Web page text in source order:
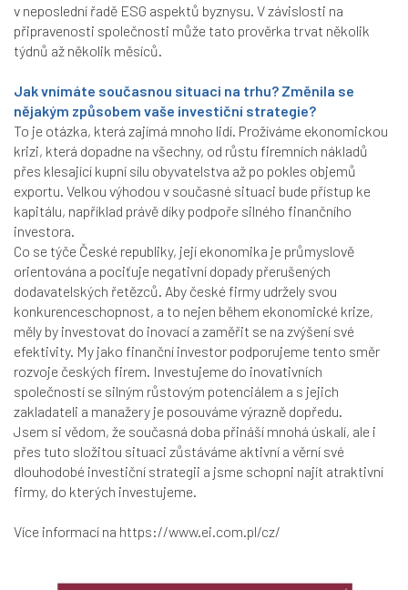
v neposlední řadě ESG aspektů byznysu. V závislosti na
připravenosti společnosti může tato prověrka trvat několik
týdnů až několik měsíců.
Jak vnímáte současnou situaci na trhu? Změnila se
nějakým způsobem vaše investiční strategie?
To je otázka, která zajímá mnoho lidí. Prožíváme ekonomickou
krizi, která dopadne na všechny, od růstu firemních nákladů
přes klesající kupní sílu obyvatelstva až po pokles objemů
exportu. Velkou výhodou v současné situaci bude přístup ke
kapitálu, například právě díky podpoře silného finančního
investora.
Co se týče České republiky, její ekonomika je průmyslově
orientována a pociťuje negativní dopady přerušených
dodavatelských řetězců. Aby české firmy udržely svou
konkurenceschopnost, a to nejen během ekonomické krize,
měly by investovat do inovací a zaměřit se na zvýšení své
efektivity. My jako finanční investor podporujeme tento směr
rozvoje českých firem. Investujeme do inovativních
společností se silným růstovým potenciálem a s jejich
zakladateli a manažery je posouváme výrazně dopředu.
Jsem si vědom, že současná doba přináší mnohá úskalí, ale i
přes tuto složitou situaci zůstáváme aktivní a věrní své
dlouhodobé investiční strategii a jsme schopni najít atraktivní
firmy, do kterých investujeme.
Více informací na https://www.ei.com.pl/cz/